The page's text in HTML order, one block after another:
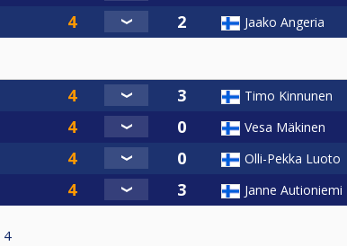
Jaako Angeria
Timo Kinnunen
Vesa Mäkinen
Olli-Pekka Luoto
Janne Autioniemi
4